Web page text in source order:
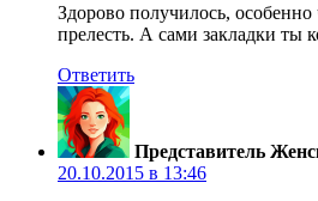
Здорово получилось,
прелесть. А сами закладки ты
Ответить
Представитель
20.10.2015 в 13:46